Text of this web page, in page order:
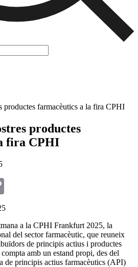
productes farmacèutics a la fira CPHI
productes
fira CPHI
a la CPHI Frankfurt 2025, la
del sector farmacèutic, que reuneix
de principis actius i productes
amb un estand propi, des del
de principis actius farmacèutics (API)